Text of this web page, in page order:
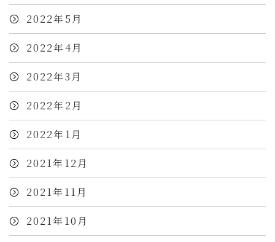
2022年5月
2022年4月
2022年3月
2022年2月
2022年1月
2021年12月
2021年11月
2021年10月